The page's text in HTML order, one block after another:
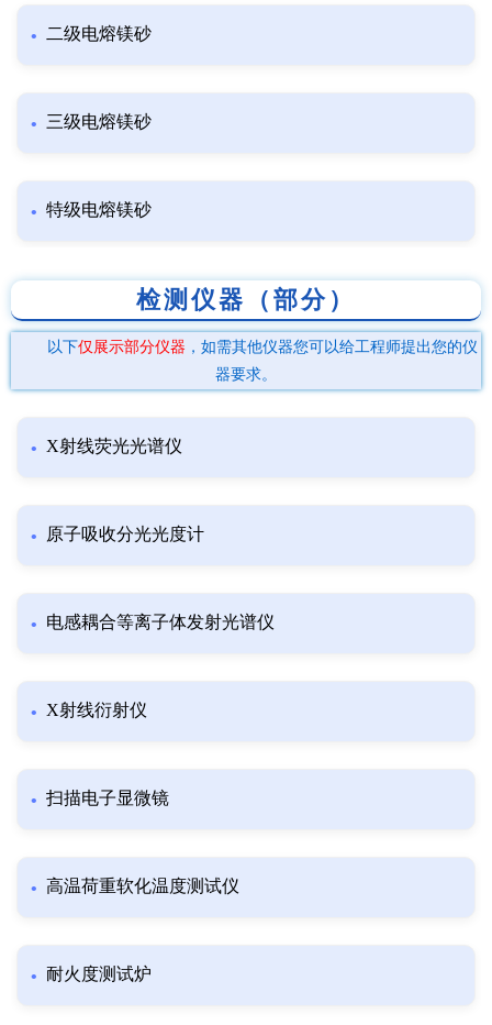
二级电熔镁砂
三级电熔镁砂
特级电熔镁砂
检测仪器（部分）
以下仅展示部分仪器 ，如需其他仪器您可以给工程师提出您的仪
器要求。
X射线荧光光谱仪
原子吸收分光光度计
电感耦合等离子体发射光谱仪
X射线衍射仪
扫描电子显微镜
高温荷重软化温度测试仪
耐火度测试炉